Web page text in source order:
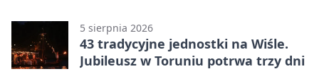
5 sierpnia 2026
43 tradycyjne jednostki na Wiśle.
Jubileusz w Toruniu potrwa trzy dni